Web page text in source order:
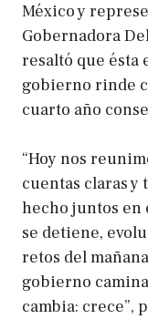
México y
Gobernadora
resaltó que ésta
gobierno rinde
cuarto año
“Hoy nos
cuentas claras y
hecho juntos en
se detiene,
retos del
gobierno
cambia: crece”,